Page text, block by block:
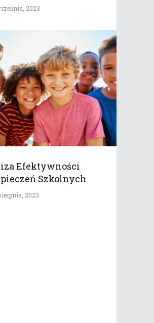
2023
Efektywności
Szkolnych
2023